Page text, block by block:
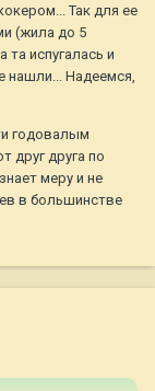
Так для ее
(жила до 5
та испугалась и
нашли... Надеемся,
годовалым
друг друга по
меру и не
в большинстве